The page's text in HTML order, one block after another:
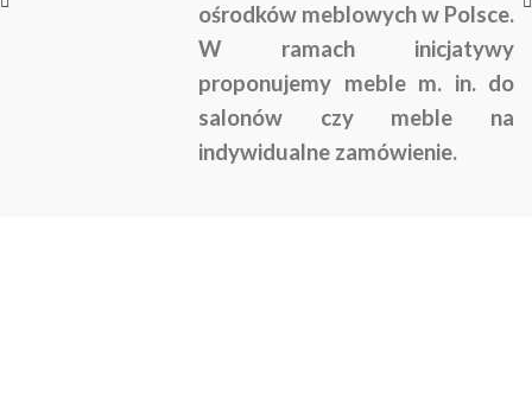
ośrodków meblowych w Polsce.
W ramach inicjatywy
proponujemy meble m. in. do
salonów czy meble na
indywidualne zamówienie.